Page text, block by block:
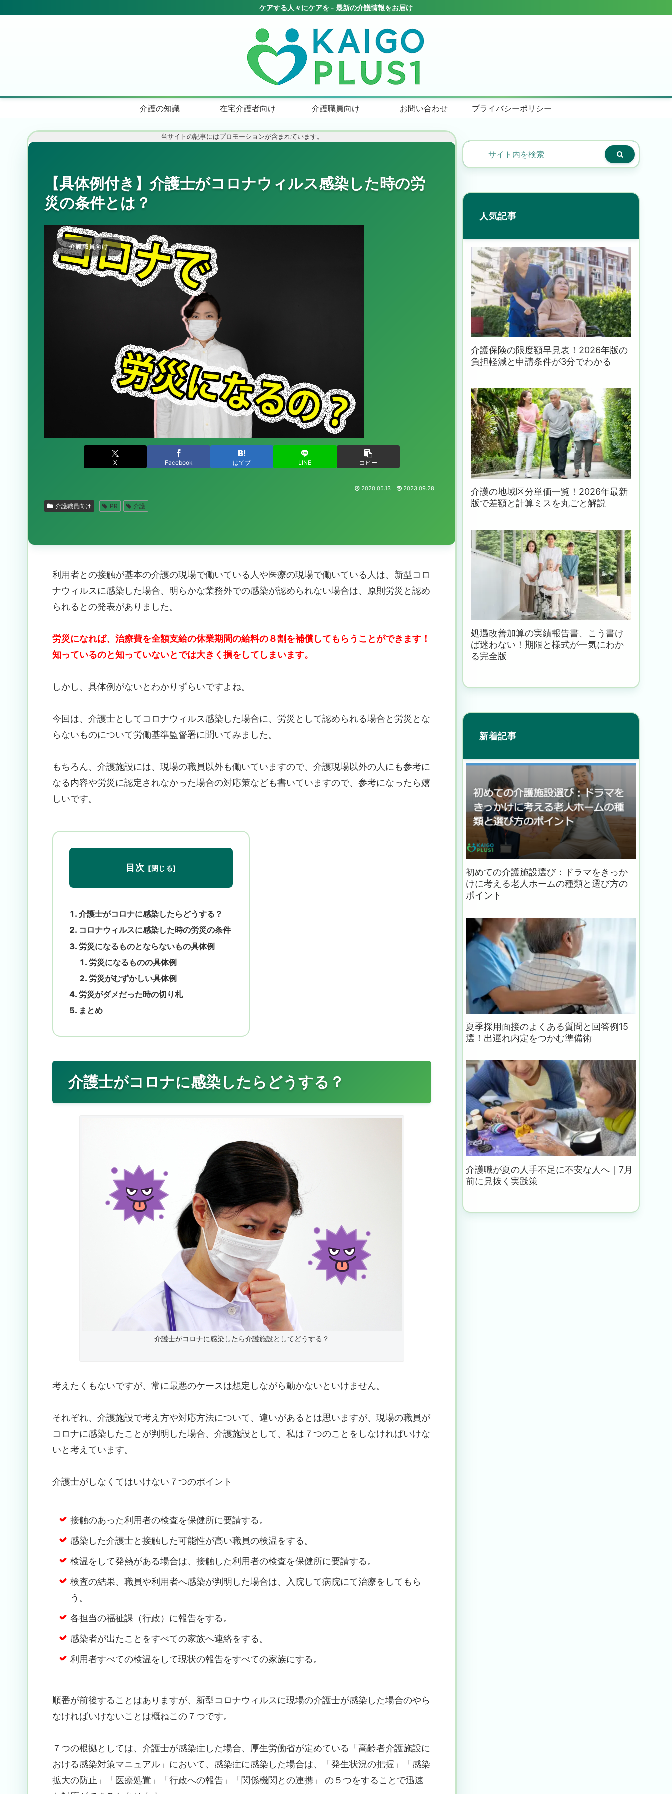
介護の知識 在宅介護者向け 介護職員向け お問い合わせ プライバシーポリシー
当サイトの記事にはプロモーションが含まれています。
【具体例付き】介護士がコロナウィルス感染した時の労
災の条件とは？
介護職員向け
X Facebook はてブ LINE コピー
2020.05.13 2023.09.28
介護職員向け PR 介護
利用者との接触が基本の介護の現場で働いている人や医療の現場で働いている人は、新型コロ
ナウィルスに感染した場合、明らかな業務外での感染が認められない場合は、原則労災と認め
られるとの発表がありました。
労災になれば、治療費を全額支給の休業期間の給料の８割を補償してもらうことができます！
知っているのと知っていないとでは大きく損をしてしまいます。
しかし、具体例がないとわかりずらいですよね。
今回は、介護士としてコロナウィルス感染した場合に、労災として認められる場合と労災とな
らないものについて労働基準監督署に聞いてみました。
もちろん、介護施設には、現場の職員以外も働いていますので、介護現場以外の人にも参考に
なる内容や労災に認定されなかった場合の対応策なども書いていますので、参考になったら嬉
しいです。
目次
介護士がコロナに感染したらどうする？
コロナウィルスに感染した時の労災の条件
労災になるものとならないもの具体例
労災になるものの具体例
労災がむずかしい具体例
労災がダメだった時の切り札
まとめ
介護士がコロナに感染したらどうする？
介護士がコロナに感染したら介護施設としてどうする？
考えたくもないですが、常に最悪のケースは想定しながら動かないといけません。
それぞれ、介護施設で考え方や対応方法について、違いがあるとは思いますが、現場の職員が
コロナに感染したことが判明した場合、介護施設として、私は７つのことをしなければいけな
いと考えています。
介護士がしなくてはいけない７つのポイント
接触のあった利用者の検査を保健所に要請する。
感染した介護士と接触した可能性が高い職員の検温をする。
検温をして発熱がある場合は、接触した利用者の検査を保健所に要請する。
検査の結果、職員や利用者へ感染が判明した場合は、入院して病院にて治療をしてもら
う。
各担当の福祉課（行政）に報告をする。
感染者が出たことをすべての家族へ連絡をする。
利用者すべての検温をして現状の報告をすべての家族にする。
順番が前後することはありますが、新型コロナウィルスに現場の介護士が感染した場合のやら
なければいけないことは概ねこの７つです。
７つの根拠としては、介護士が感染症した場合、厚生労働省が定めている「高齢者介護施設に
おける感染対策マニュアル」において、感染症に感染した場合は、「発生状況の把握」「感染
拡大の防止」「医療処置」「行政への報告」「関係機関との連携」 の５つをすることで迅速
人気記事
介護保険の限度額早見表！2026年版の
負担軽減と申請条件が3分でわかる
介護の地域区分単価一覧！2026年最新
版で差額と計算ミスを丸ごと解説
処遇改善加算の実績報告書、こう書け
ば迷わない！期限と様式が一気にわか
る完全版
新着記事
初めての介護施設選び：ドラマをきっか
けに考える老人ホームの種類と選び方の
ポイント
夏季採用面接のよくある質問と回答例15
選！出遅れ内定をつかむ準備術
介護職が夏の人手不足に不安な人へ｜7月
前に見抜く実践策